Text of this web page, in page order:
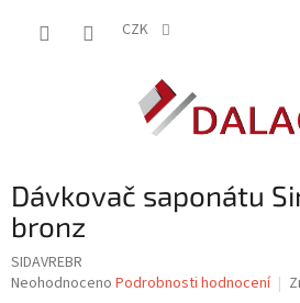
CZK
Dávkovač saponátu
bronz
SIDAVREBR
Průměrné
Neohodnoceno Podrobnosti hodnocení